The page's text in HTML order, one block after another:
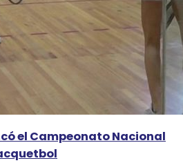
el Campeonato Nacional